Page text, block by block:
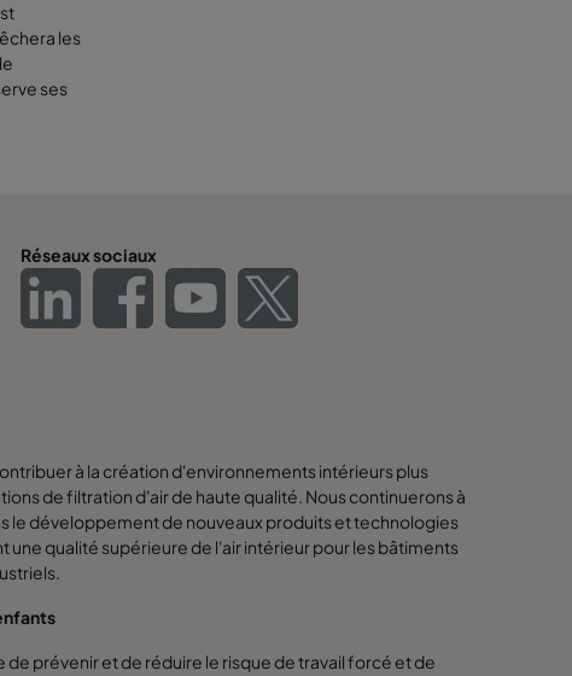
les
ses
Réseaux sociaux
à la création d'environnements intérieurs plus
de filtration d'air de haute qualité. Nous continuerons à
le développement de nouveaux produits et technologies
une qualité supérieure de l'air intérieur pour les bâtiments
prévenir et de réduire le risque de travail forcé et de